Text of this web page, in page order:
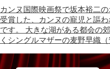
カンヌ国際映画祭で坂本裕二
受賞した、カンヌの寵児と謳
です。 大きな湖がある都会の
くシングルマザーの麦野早織